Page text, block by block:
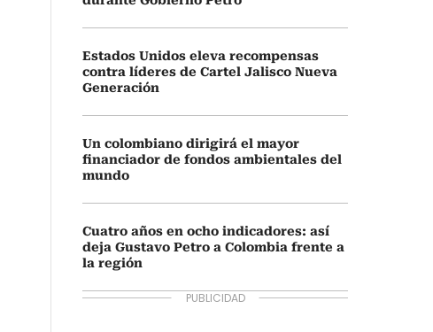
Estados Unidos eleva recompensas
contra líderes de Cartel Jalisco Nueva
Generación
Un colombiano dirigirá el mayor
financiador de fondos ambientales del
mundo
Cuatro años en ocho indicadores: así
deja Gustavo Petro a Colombia frente a
la región